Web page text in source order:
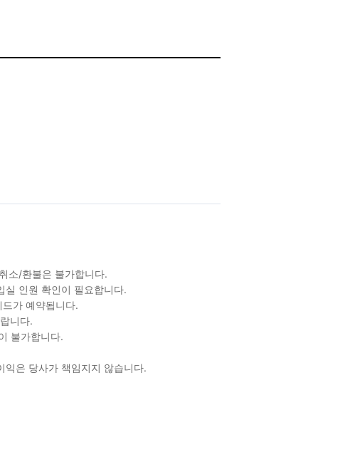
소/환불은 불가합니다.
실 인원 확인이 필요합니다.
가 예약됩니다.
니다.
불가합니다.
은 당사가 책임지지 않습니다.